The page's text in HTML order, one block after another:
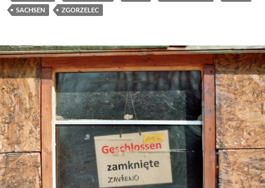
SACHSEN
ZGORZELEC